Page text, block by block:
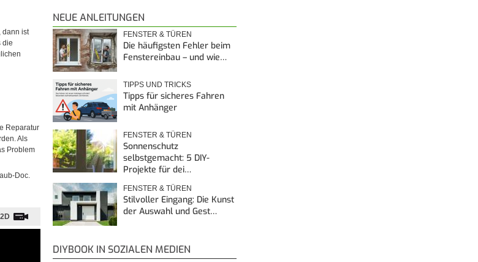
dann ist
die
Reparatur
Als
Problem
Doc.
2D
NEUE ANLEITUNGEN
FENSTER & TÜREN
Die häufigsten Fehler beim
Fenstereinbau – und wie…
TIPPS UND TRICKS
Tipps für sicheres Fahren
mit Anhänger
FENSTER & TÜREN
Sonnenschutz
selbstgemacht: 5 DIY-
Projekte für dei…
FENSTER & TÜREN
Stilvoller Eingang: Die Kunst
der Auswahl und Gest…
DIYBOOK IN SOZIALEN MEDIEN